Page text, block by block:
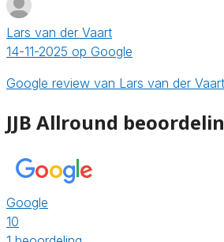
Lars van der Vaart
14-11-2025 op Google
Google review van Lars van der Vaart
JJB Allround
Google
10